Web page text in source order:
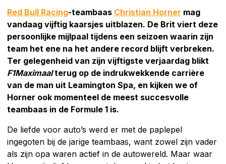
Red Bull Racing-teambaas Christian Horner mag
vandaag vijftig kaarsjes uitblazen. De Brit viert deze
persoonlijke mijlpaal tijdens een seizoen waarin zijn
team het ene na het andere record blijft verbreken.
Ter gelegenheid van zijn vijftigste verjaardag blikt
F1Maximaalterug op de indrukwekkende carrière
van de man uit Leamington Spa, en kijken we of
Horner ook momenteel de meest succesvolle
teambaas in de Formule 1 is.
De liefde voor auto’s werd er met de paplepel
ingegoten bij de jarige teambaas, want zowel zijn vader
als zijn opa waren actief in de autowereld. Maar waar